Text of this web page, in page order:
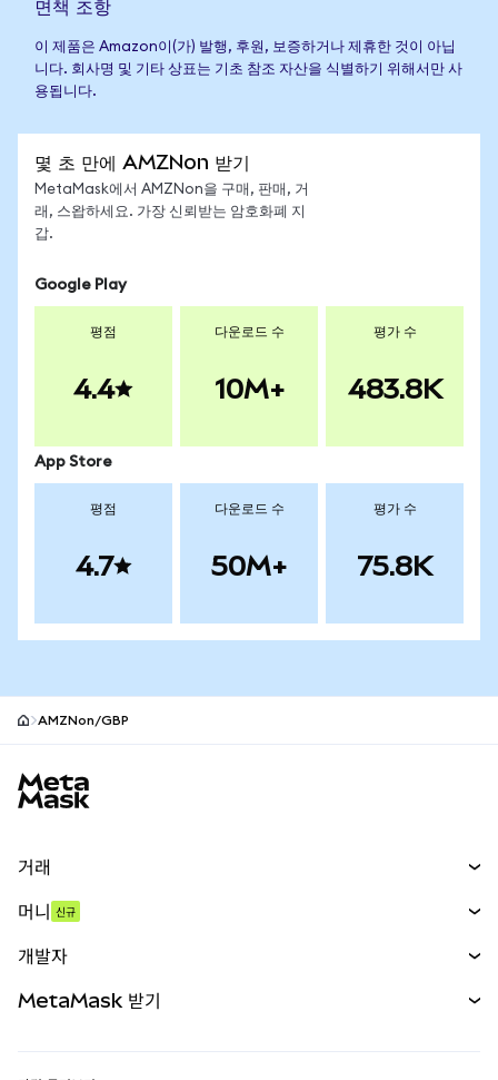
면책 조항
이 제품은 Amazon이(가) 발행, 후원, 보증하거나 제휴한 것이 아닙
니다. 회사명 및 기타 상표는 기초 참조 자산을 식별하기 위해서만 사
용됩니다.
몇 초 만에 AMZNon 받기
MetaMask에서 AMZNon을 구매, 판매, 거
래, 스왑하세요. 가장 신뢰받는 암호화폐 지
갑.
Google Play
평점
4.4
다운로드 수
10M+
평가 수
483.8K
App Store
평점
4.7
다운로드 수
50M+
평가 수
75.8K
AMZNon/GBP
거래
무기한 선물
실물자산
머니 신규
개발자
MetaMask 받기